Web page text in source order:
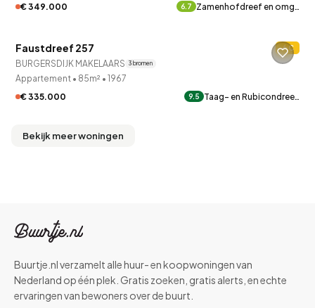
€ 349.000
6.7 Zamenhofdreef en omg…
QUICKLANE™
Faustdreef 257 C
BURGERSDIJK MAKELAARS 3 bronnen
Appartement • 85m² • 1967
€ 335.000
9.5 Taag- en Rubicondree…
Bekijk meer woningen
Buurtje.nl verzamelt alle huur- en koopwoningen van
Nederland op één plek. Gratis zoeken, gratis alerts, en echte
ervaringen van bewoners over de buurt.